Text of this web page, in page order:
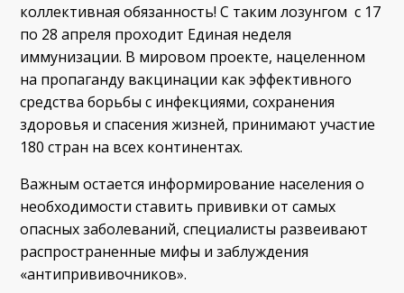
коллективная обязанность! С таким лозунгом с 17
по 28 апреля проходит Единая неделя
иммунизации. В мировом проекте, нацеленном
на пропаганду вакцинации как эффективного
средства борьбы с инфекциями, сохранения
здоровья и спасения жизней, принимают участие
180 стран на всех континентах.
Важным остается информирование населения о
необходимости ставить прививки от самых
опасных заболеваний, специалисты развеивают
распространенные мифы и заблуждения
«антипрививочников».